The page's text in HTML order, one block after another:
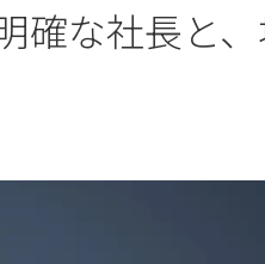
確な社長と